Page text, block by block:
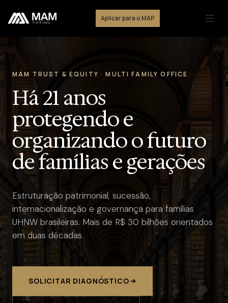
Aplicar para o MAP
MAM TRUST & EQUITY · MULTI FAMILY OFFICE
Há 21 anos
protegendo e
organizando o futuro
de famílias e gerações
Estruturação patrimonial, sucessão,
internacionalização e governança para famílias
UHNW brasileiras. Mais de R$ 30 bilhões orientados
em duas décadas.
SOLICITAR DIAGNÓSTICO